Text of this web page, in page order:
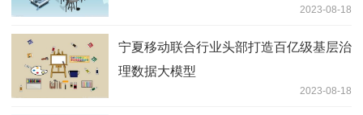
2023-08-18
宁夏移动联合行业头部打造百亿级基层治
理数据大模型
2023-08-18